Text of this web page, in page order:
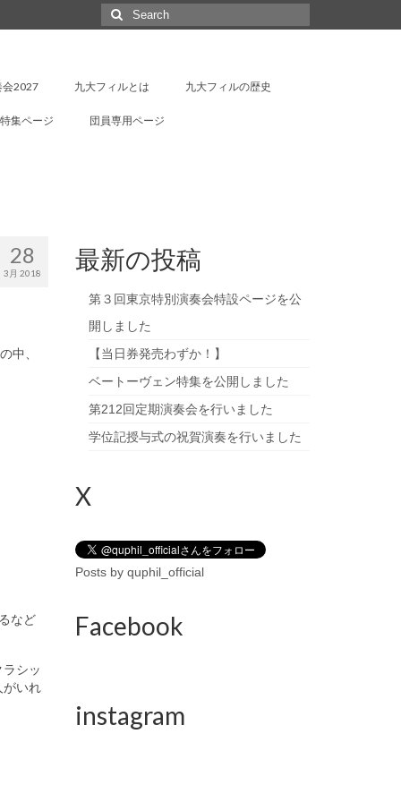
Search
for:
会2027 九大フィルとは 九大フィルの歴史
集ページ 団員専用ページ
28
3月 2018
中、
など
シッ
がいれ
最新の投稿
第３回東京特別演奏会特設ページを公
開しました
【当日券発売わずか！】
ベートーヴェン特集を公開しました
第212回定期演奏会を行いました
学位記授与式の祝賀演奏を行いました
X
Posts by quphil_official
Facebook
instagram